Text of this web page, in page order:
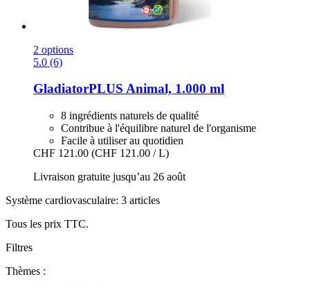
2 options
5.0 (6)
GladiatorPLUS Animal, 1.000 ml
8 ingrédients naturels de qualité
Contribue à l'équilibre naturel de l'organisme
Facile à utiliser au quotidien
CHF 121.00 (CHF 121.00 / L)
Livraison gratuite jusqu’au 26 août
Système cardiovasculaire: 3 articles
Tous les prix TTC.
Filtres
Thèmes :